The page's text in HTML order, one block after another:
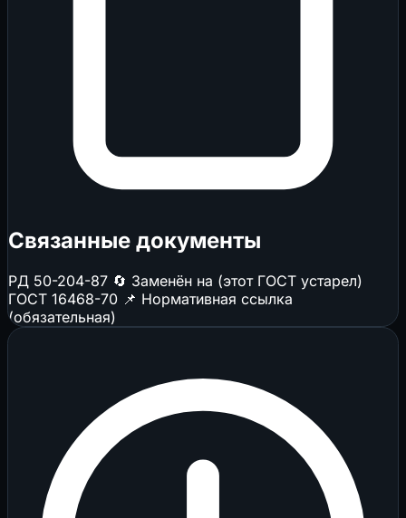
Связанные документы
РД 50-204-87 🔄 Заменён на (этот ГОСТ устарел)
ГОСТ 16468-70 📌 Нормативная ссылка
(обязательная)